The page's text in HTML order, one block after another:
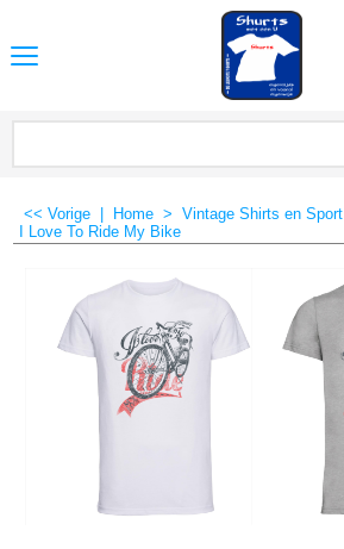
<< Vorige Home > Vintage Shirts en Sport
I Love To Ride My Bike